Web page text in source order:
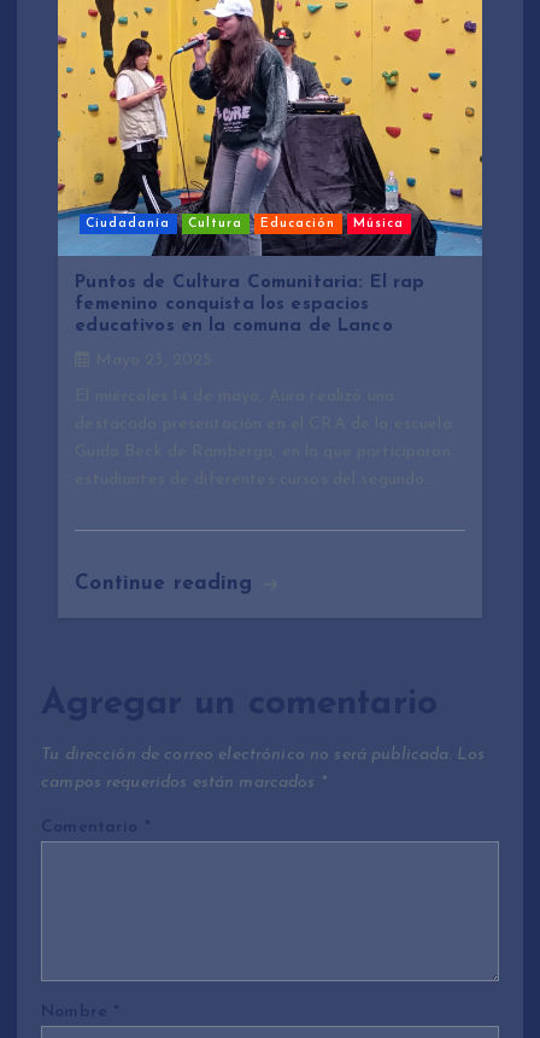
Ciudadanía Cultura Educación Música
Puntos de Cultura Comunitaria: El rap
femenino conquista los espacios
educativos en la comuna de Lanco
Continue reading
Agregar un comentario
Tu dirección de correo electrónico no será publicada. Los
campos requeridos están marcados *
Comentario *
Nombre *